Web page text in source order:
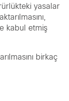
yasalar
kabul etmiş
birkaç